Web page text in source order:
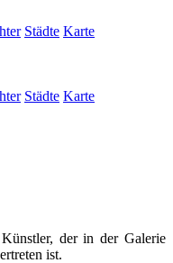
Städte Karte
Städte Karte
der in der Galerie
ist.